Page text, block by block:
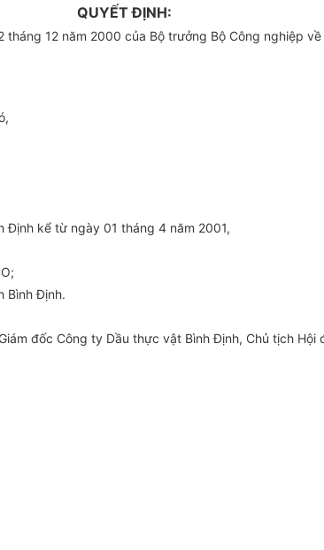
QUYẾT ĐỊNH:
tháng 12 năm 2000 của Bộ trưởng Bộ Công nghiệp
Định kể từ ngày 01 tháng 4 năm 2001,
Bình Định.
đốc Công ty Dầu thực vật Bình Định, Chủ tịch